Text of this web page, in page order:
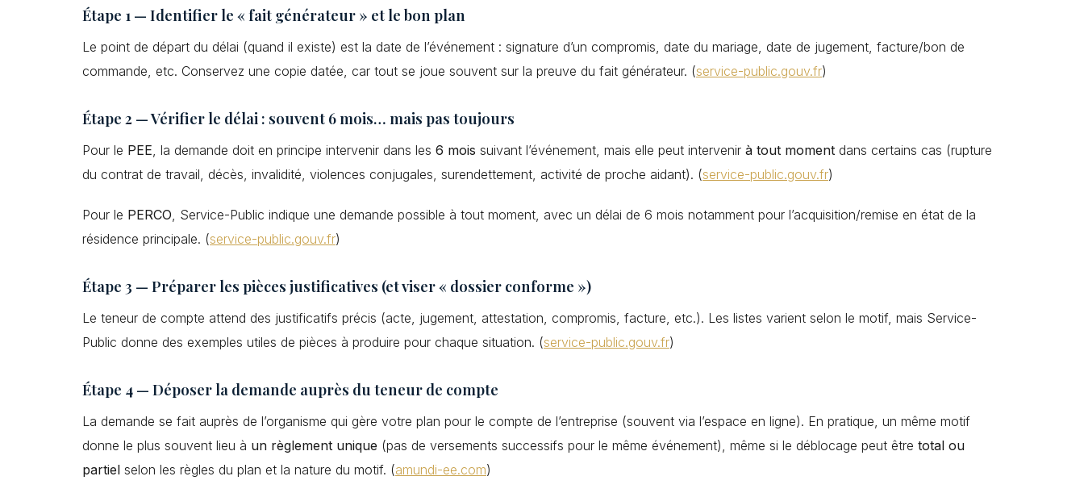
Étape 1 — Identifier le « fait générateur » et le bon plan
Le point de départ du délai (quand il existe) est la date de l’événement : signature d’un compromis, date du mariage, date de jugement, facture/bon de
commande, etc. Conservez une copie datée, car tout se joue souvent sur la preuve du fait générateur. (service-public.gouv.fr)
Étape 2 — Vérifier le délai : souvent 6 mois… mais pas toujours
Pour le PEE, la demande doit en principe intervenir dans les 6 mois suivant l’événement, mais elle peut intervenir à tout moment dans certains cas (rupture
du contrat de travail, décès, invalidité, violences conjugales, surendettement, activité de proche aidant). (service-public.gouv.fr)
Pour le PERCO , Service-Public indique une demande possible à tout moment, avec un délai de 6 mois notamment pour l’acquisition/remise en état de la
résidence principale. (service-public.gouv.fr)
Étape 3 — Préparer les pièces justificatives (et viser « dossier conforme »)
Le teneur de compte attend des justificatifs précis (acte, jugement, attestation, compromis, facture, etc.). Les listes varient selon le motif, mais Service-
Public donne des exemples utiles de pièces à produire pour chaque situation. (service-public.gouv.fr)
Étape 4 — Déposer la demande auprès du teneur de compte
La demande se fait auprès de l’organisme qui gère votre plan pour le compte de l’entreprise (souvent via l’espace en ligne). En pratique, un même motif
donne le plus souvent lieu à un règlement unique (pas de versements successifs pour le même événement), même si le déblocage peut être total ou
partiel selon les règles du plan et la nature du motif. (amundi-ee.com)